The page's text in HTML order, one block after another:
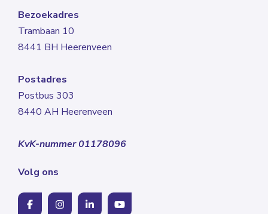
Bezoekadres
Trambaan 10
8441 BH Heerenveen
Postadres
Postbus 303
8440 AH Heerenveen
KvK-nummer 01178096
Volg ons